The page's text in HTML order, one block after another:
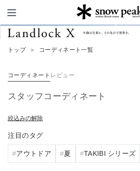
Snow Peak
トップ ＞ コーディネート一覧
コーディネート レビュー
スタッフコーディネート
絞込みの解除
注目のタグ
アウトドア 夏 TAKIBI シリーズ